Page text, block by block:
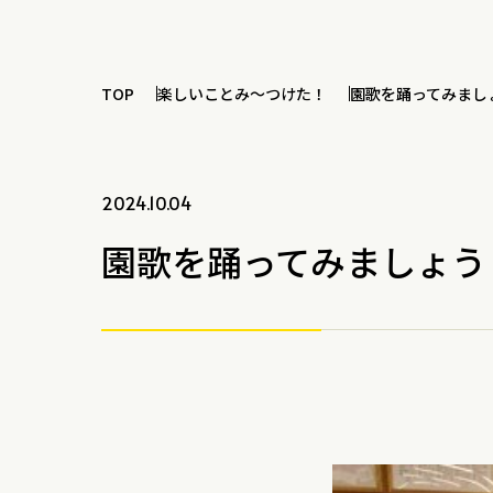
TOP 楽しいことみ～つけた！ 園歌を踊ってみまし
2024.10.04
園歌を踊ってみましょ